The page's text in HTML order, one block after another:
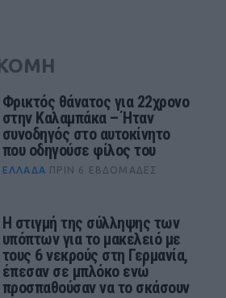
Φρικτός θάνατος για 22χρονο
στην Καλαμπάκα – Ήταν
συνοδηγός στο αυτοκίνητο
που οδηγούσε φίλος του
ΕΛΛΆΔΑ ΠΡΙΝ 6 ΕΒΔΟΜΆΔΕΣ
Η στιγμή της σύλληψης των
υπόπτων για το μακελειό με
τους 6 νεκρούς στη Γερμανία,
έπεσαν σε μπλόκο ενώ
προσπαθούσαν να το σκάσουν